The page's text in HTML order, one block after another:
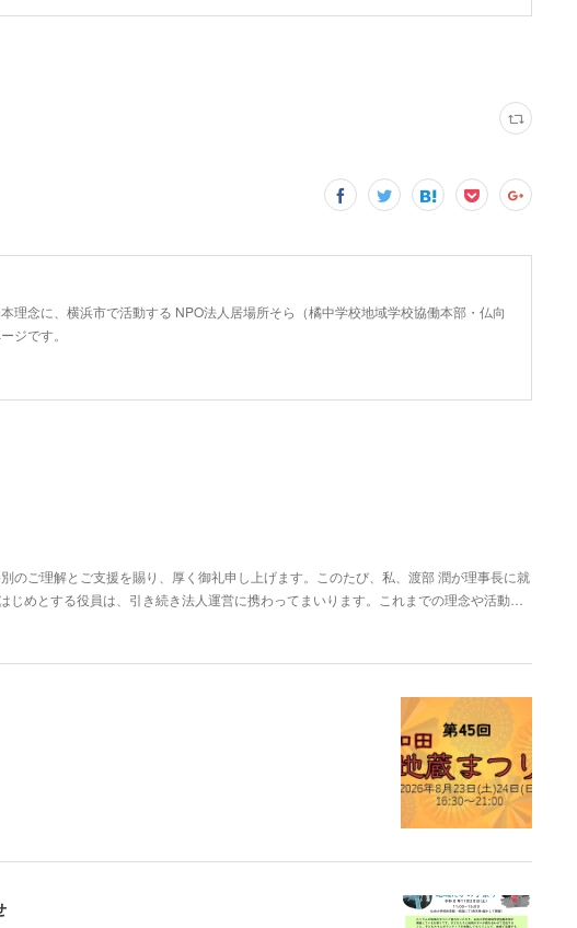
理念に、横浜市で活動する NPO法人居場所そら（橘中学校地域学校協働本部・仏向
ジです。
のご理解とご支援を賜り、厚く御礼申し上げます。このたび、私、渡部 潤が理事長に就
めとする役員は、引き続き法人運営に携わってまいります。これまでの理念や活動…